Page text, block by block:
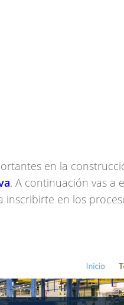
en la
. A continuación vas a
en los